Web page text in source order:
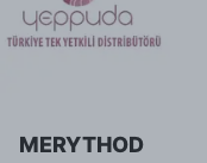
MERYTHOD